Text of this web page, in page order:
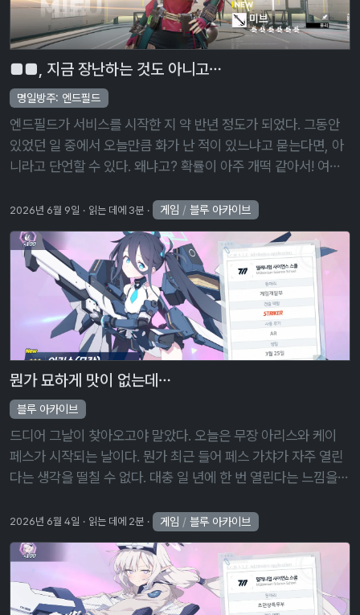
■■, 지금 장난하는 것도 아니고…
명일방주: 엔드필드
엔드필드가 서비스를 시작한 지 약 반년 정도가 되었다. 그동안
있었던 일 중에서 오늘만큼 화가 난 적이 있느냐고 묻는다면, 아
니라고 단언할 수 있다. 왜냐고? 확률이 아주 개떡 같아서! 여태
적은 없을 거다 …
2026년 6월 9일 읽는 데에 3분 게임 /블루 아카이브
뭔가 묘하게 맛이 없는데…
블루 아카이브
드디어 그날이 찾아오고야 말았다. 오늘은 무장 아리스와 케이
페스가 시작되는 날이다. 뭔가 최근 들어 페스 가챠가 자주 열린
다는 생각을 떨칠 수 없다. 대충 일 년에 한 번 열린다는 느낌을
마다 한 번씩 …
2026년 6월 4일 읽는 데에 2분 게임 /블루 아카이브